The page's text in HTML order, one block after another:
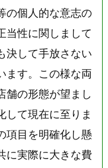
の個人的な意志の
当性に関しまして
決して手放さない
ます。この様な両
舗の形態が望まし
して現在に至りま
項目を明確化し懸
に実際に大きな費